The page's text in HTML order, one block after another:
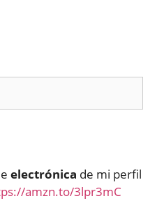
electrónica de mi perfil
amzn.to/3lpr3mC